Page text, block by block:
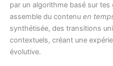
par un algorithme basé sur tes
assemble du contenu en
synthétisée, des transitions
contextuels, créant une
évolutive.